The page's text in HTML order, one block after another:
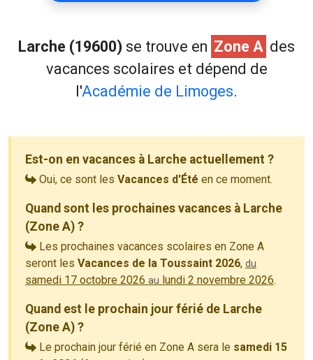
Larche (19600) se trouve en Zone A des
vacances scolaires et dépend de
l'Académie de Limoges.
Est-on en vacances à Larche actuellement ?
Oui, ce sont les Vacances d'Été en ce moment.
Quand sont les prochaines vacances à Larche
(Zone A) ?
Les prochaines vacances scolaires en Zone A
seront les Vacances de la Toussaint 2026, du
samedi 17 octobre 2026 au lundi 2 novembre 2026.
Quand est le prochain jour férié de Larche
(Zone A) ?
Le prochain jour férié en Zone A sera le samedi 15